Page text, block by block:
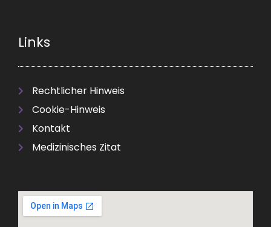
Links
Rechtlicher Hinweis
Cookie-Hinweis
Kontakt
Medizinisches Zitat